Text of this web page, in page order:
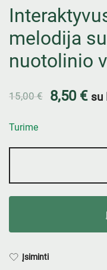
melodija
nuotolinio
15,00€ 8,50 € su
Turime
Įsiminti